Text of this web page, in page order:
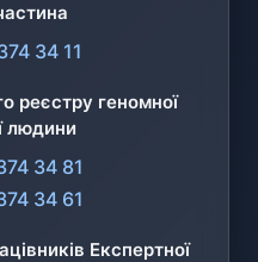
34 11
реєстру геномної
людини
34 81
34 61
Експертної